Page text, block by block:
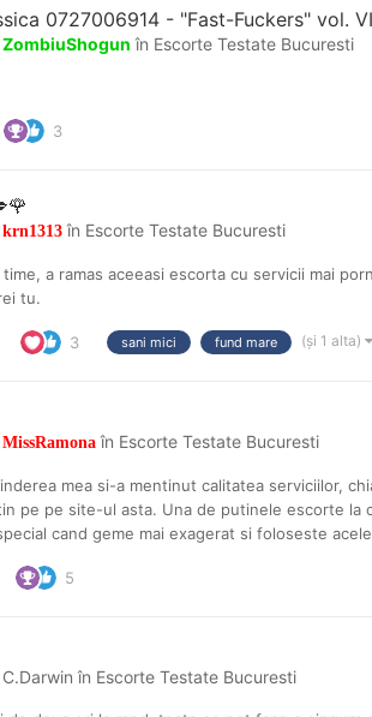
0727006914 - "Fast-Fuckers" vol. VI
ZombiuShogun în Escorte Testate Bucuresti
3
krn1313 în Escorte Testate Bucuresti
a ramas aceeasi escorta cu servicii mai
tu.
3 sani mici fund mare (și 1 alta)
MissRamona în Escorte Testate Bucuresti
mea si-a mentinut calitatea serviciilor,
pe pe site-ul asta. Una de putinele escorte la
cand geme mai exagerat si foloseste
5
C.Darwin în Escorte Testate Bucuresti